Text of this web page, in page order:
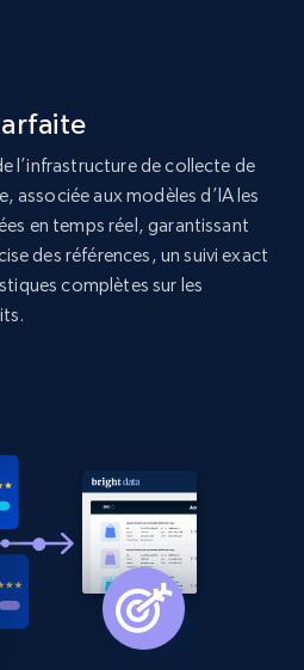
Reviews count, and
Commencer
dataset - Collect
URLs
inventory id, Title, Rating,
count item, Initial
l’infrastructure de collecte de
associée aux modèles d’IA les
en temps réel, garantissant
des références, un suivi exact
complètes sur les